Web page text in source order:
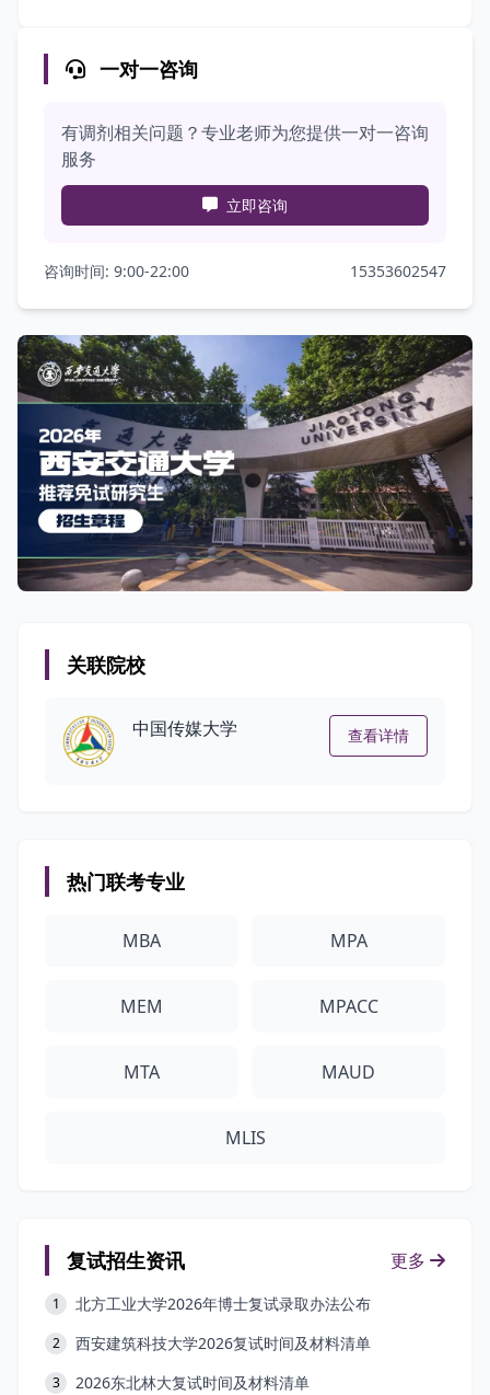
一对一咨询
有调剂相关问题？专业老师为您提供一对一咨询
服务
立即咨询
咨询时间: 9:00-22:00 15353602547
关联院校
中国传媒大学 查看详情
热门联考专业
MBA MPA
MEM MPACC
MTA MAUD
MLIS
复试招生资讯 更多
1 北方工业大学2026年博士复试录取办法公布
2 西安建筑科技大学2026复试时间及材料清单
3 2026东北林大复试时间及材料清单